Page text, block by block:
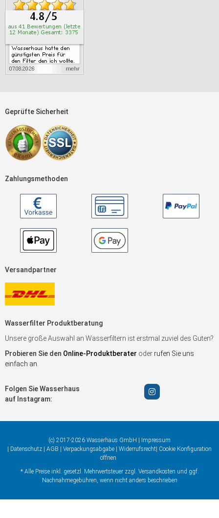
Geprüfte Sicherheit
Zahlungsmethoden
Versandpartner
Wasserfilter Produktberatung
Unsere große Auswahl an Wasserfiltern ist erstmal zuviel des Guten?
Probieren Sie den Online-Produktberater oder rufen Sie uns
einfach an.
Folgen Sie Wasserhaus
auf Instagram:
(c) 2017-2026 Wasserhaus GmbH |
Impressum
Datenschutz AGB Verpackungsabgabe Widerrufsrecht Cookie Konfiguration
öffnen
* Alle Preise inkl. gesetzl. Mehrwertsteuer zzgl. Versandkosten und ggf.
Nachnahmegebühren, wenn nicht anders beschrieben